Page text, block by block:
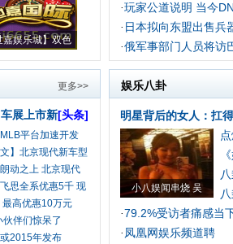
嘉娱乐城】双色
·玩家公道说明 当今
· 日本拟向东盟出售兵
·俄军事部门人员将访
更多>>
展上市新[头条]
平台加速开发
文】北京现代新车型
动之上 北京现代
思全系优惠5千 现
高优惠10万元
伴们惊呆了
2015年发布
娱乐八卦
明星背后的女人：扛
小八娱闻串烧 吴
·79.2%受访者痛感当
· 凤凰网娱乐频道聘